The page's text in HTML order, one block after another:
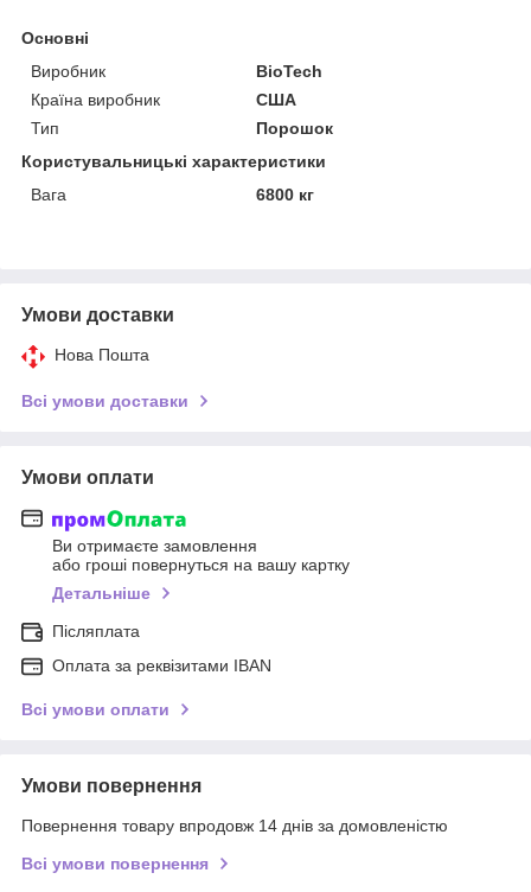
Основні
Виробник
BioTech
Країна виробник
США
Тип
Порошок
Користувальницькі характеристики
Вага
6800 кг
Умови доставки
Нова Пошта
Всі умови доставки
Умови оплати
Ви отримаєте замовлення
або гроші повернуться на вашу картку
Детальніше
Післяплата
Оплата за реквізитами IBAN
Всі умови оплати
Умови повернення
Повернення товару впродовж 14 днів за домовленістю
Всі умови повернення